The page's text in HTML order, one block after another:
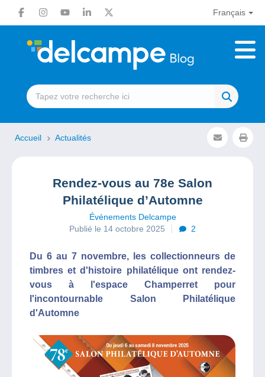
Français
Accueil Actualités
Rendez-vous au 78e Salon
Philatélique d’Automne
Événements Delcampe
Publié le 14 octobre 2025
2
Du 6 au 7 novembre, les collectionneurs de
timbres et d'histoire philatélique ont rendez-
vous à l'espace Champerret pour
l'incontournable Salon Philatélique
d'Automne